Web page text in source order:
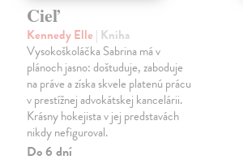
Cieľ
Kennedy Elle | Kniha
Vysokoškoláčka Sabrina má v
plánoch jasno: doštuduje, zaboduje
na práve a získa skvele platenú prácu
v prestížnej advokátskej kancelárii.
Krásny hokejista v jej predstavách
nikdy nefiguroval.
Do 6 dní